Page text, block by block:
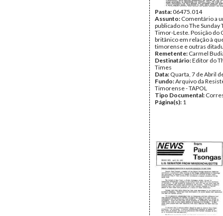
Pasta:06475.014
Assunto: Comentário a
publicado no The Sunday
Timor-Leste. Posição do
britânico em relação à
timorense e outras
Remetente: Carmel
Destinatário:Editor do
Times
Data: Quarta, 7 de Abril
Fundo:Arquivo da
Timorense - TAPOL
Tipo Documental:
Página(s): 1